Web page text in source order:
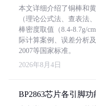
本文详细介绍了铜棒和
（理论公式法、查表法
棒密度取值（8.4-8.7g/
际计算案例、误差分析
2007等国家标准。
2026年8月4日
BP2863芯片各引脚功